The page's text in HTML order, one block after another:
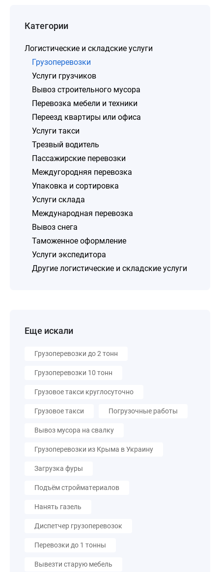
Категории
Логистические и складские услуги
Грузоперевозки
Услуги грузчиков
Вывоз строительного мусора
Перевозка мебели и техники
Переезд квартиры или офиса
Услуги такси
Трезвый водитель
Пассажирские перевозки
Междугородняя перевозка
Упаковка и сортировка
Услуги склада
Международная перевозка
Вывоз снега
Таможенное оформление
Услуги экспедитора
Другие логистические и складские услуги
Еще искали
Грузоперевозки до 2 тонн
Грузоперевозки 10 тонн
Грузовое такси круглосуточно
Грузовое такси Погрузочные работы
Вывоз мусора на свалку
Грузоперевозки из Крыма в Украину
Загрузка фуры
Подъём стройматериалов
Нанять газель
Диспетчер грузоперевозок
Перевозки до 1 тонны
Вывезти старую мебель